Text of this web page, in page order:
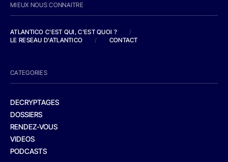
MIEUX NOUS CONNAITRE
ATLANTICO C'EST QUI, C'EST QUOI ?
/
LE RESEAU D'ATLANTICO
/ CONTACT
CATEGORIES
DECRYPTAGES
DOSSIERS
RENDEZ-VOUS
VIDEOS
PODCASTS